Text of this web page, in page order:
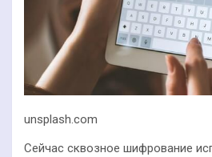
unsplash.com
Сейчас сквозное шифрование